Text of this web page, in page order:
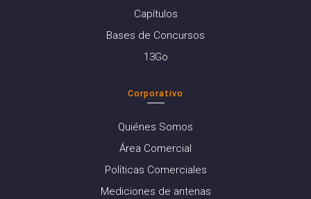
Capítulos
Bases de Concursos
13Go
Corporativo
Quiénes Somos
Área Comercial
Políticas Comerciales
Mediciones de antenas